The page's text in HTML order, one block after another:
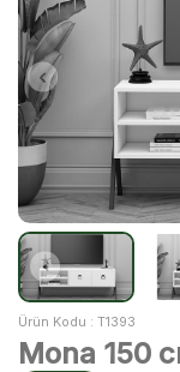
Ürün Kodu : T1393
Mona 150